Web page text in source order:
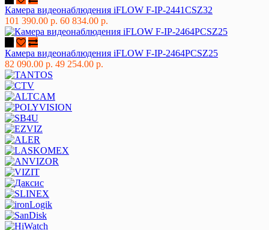
Камера видеонаблюдения iFLOW F-IP-2441CSZ32
101 390.00 р. 60 834.00 р.
Камера видеонаблюдения iFLOW F-IP-2464PCSZ25
82 090.00 р. 49 254.00 р.